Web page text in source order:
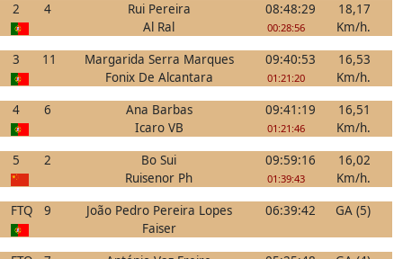
2
4
Rui Pereira
Al Ral
08:48:29
00:28:56
18,17
Km/h.
3
11
Margarida Serra Marques
Fonix De Alcantara
09:40:53
01:21:20
16,53
Km/h.
4
6
Ana Barbas
Icaro VB
09:41:19
01:21:46
16,51
Km/h.
5
2
Bo Sui
Ruisenor Ph
09:59:16
01:39:43
16,02
Km/h.
FTQ
9
João Pedro Pereira Lopes
Faiser
06:39:42 GA (5)